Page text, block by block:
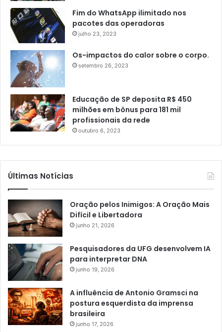
Fim do WhatsApp ilimitado nos
pacotes das operadoras
julho 23, 2023
Os-impactos do calor sobre o corpo.
setembro 26, 2023
Educação de SP deposita R$ 450
milhões em bônus para 181 mil
profissionais da rede
outubro 6, 2023
Últimas Notícias
Oração pelos Inimigos: A Oração Mais
Difícil e Libertadora
junho 21, 2026
Pesquisadores da UFG desenvolvem IA
para interpretar DNA
junho 19, 2026
A influência de Antonio Gramsci na
postura esquerdista da imprensa
brasileira
junho 17, 2026